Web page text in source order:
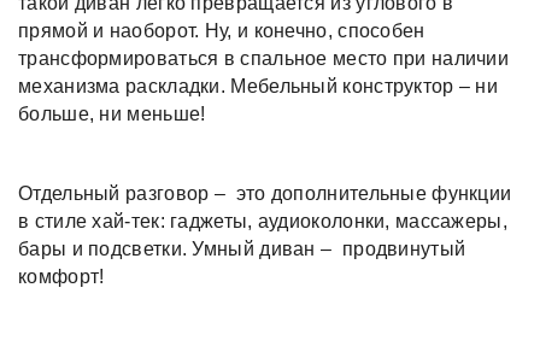
прямой и наоборот. Ну, и конечно, способен
трансформироваться в спальное место при наличии
механизма раскладки. Мебельный конструктор – ни
больше, ни меньше!
Отдельный разговор – это дополнительные функции
в стиле хай-тек: гаджеты, аудиоколонки, массажеры,
бары и подсветки. Умный диван – продвинутый
комфорт!